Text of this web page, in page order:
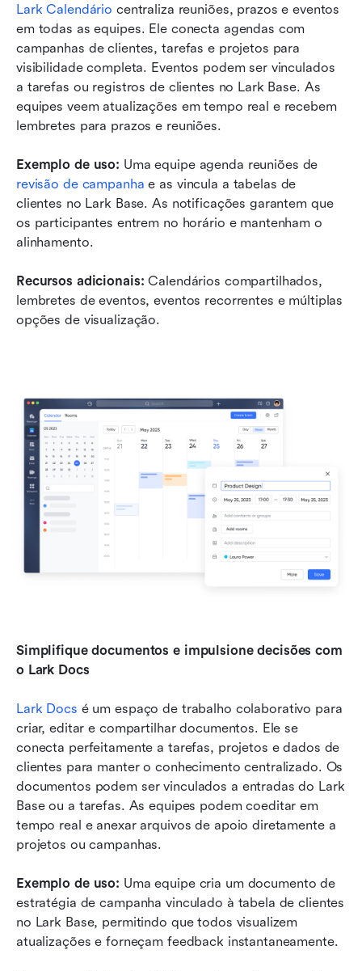
Lark Calendário centraliza reuniões, prazos e eventos
em todas as equipes. Ele conecta agendas com
campanhas de clientes, tarefas e projetos para
visibilidade completa. Eventos podem ser vinculados
a tarefas ou registros de clientes no Lark Base. As
equipes veem atualizações em tempo real e recebem
lembretes para prazos e reuniões.
Exemplo de uso:
revisão de campanha e as vincula a tabelas de
clientes no Lark Base. As notificações garantem que
os participantes entrem no horário e mantenham o
alinhamento.
Recursos adicionais: Calendários compartilhados,
lembretes de eventos, eventos recorrentes e múltiplas
opções de visualização.
Simplifique documentos e impulsione decisões com
o Lark Docs
Lark Docs é um espaço de trabalho colaborativo para
criar, editar e compartilhar documentos. Ele se
conecta perfeitamente a tarefas, projetos e dados de
clientes para manter o conhecimento centralizado. Os
documentos podem ser vinculados a entradas do Lark
Base ou a tarefas. As equipes podem coeditar em
tempo real e anexar arquivos de apoio diretamente a
projetos ou campanhas.
Exemplo de uso: Uma equipe cria um documento de
estratégia de campanha vinculado à tabela de clientes
no Lark Base, permitindo que todos visualizem
atualizações e forneçam feedback instantaneamente.